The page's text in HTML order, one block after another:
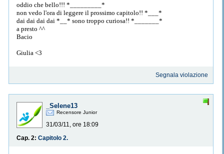
oddio che bello!!! *_________*
non vedo l'ora di leggere il prossimo capitolo!! *___*
dai dai dai dai *__* sono troppo curiosa!! *_______*
a presto ^^
Bacio
Giulia <3
Segnala violazione
_Selene13
Recensore Junior
31/03/11, ore 18:09
Cap. 2: Capitolo 2.